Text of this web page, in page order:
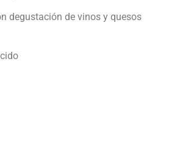
degustación de vinos y quesos